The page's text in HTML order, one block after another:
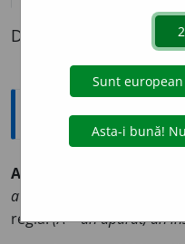
Definiția cu ID-ul
Sinonime
ACORD
atenție!)
regla.(A ~ un aparat, un